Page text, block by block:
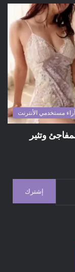
آراء مستخدمي الأنترنت
وتثير
إشترك